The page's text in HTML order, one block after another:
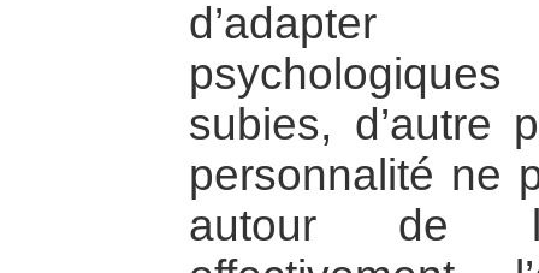
d’adapter
subies, d’autre
personnalité ne
autour de